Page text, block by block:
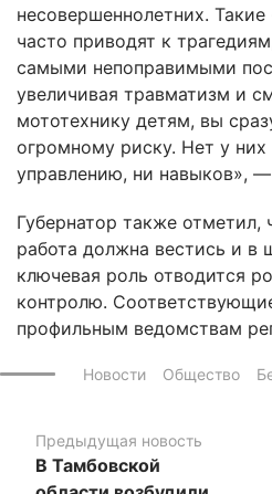
несовершеннолетних.
часто приводят к
самыми непоправимыми
увеличивая травматизм и
мототехнику детям, вы
огромному риску. Нет у них
управлению, ни навыков»,
Губернатор также отметил,
работа должна вестись и в
ключевая роль отводится
контролю.
профильным ведомствам
Новости Общество
Предыдущая новость
В Тамбовской